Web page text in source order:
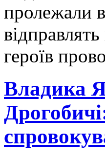
пролежали
героїв
Владика